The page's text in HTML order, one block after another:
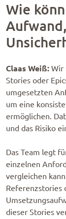
Wie
Claas Weiß: Wir
Stories oder
umgesetzten
um eine
ermöglichen.
und das Risiko
Das Team legt
einzelnen
vergleichen
Referenzstories
dieser Stories